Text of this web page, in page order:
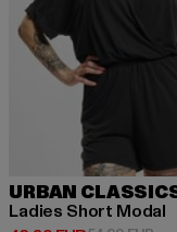
URBAN
Ladies Short Modal